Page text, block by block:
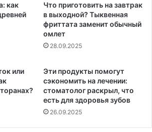
как
Что приготовить на завтрак
в выходной? Тыквенная
фриттата заменит обычный
омлет
28.09.2025
или
Эти продукты помогут
сэкономить на лечении:
стоматолог раскрыл, что
есть для здоровья зубов
26.09.2025